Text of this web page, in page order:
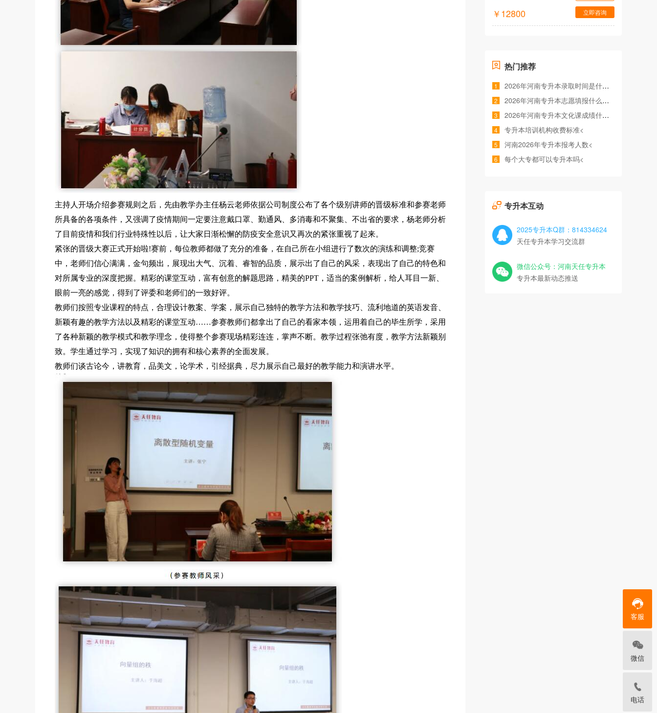
主持人开场介绍参赛规则之后，先由教学办主任杨云老师依据公司制度公布了各个级别讲师的晋级标准和参赛老师
所具备的各项条件，又强调了疫情期间一定要注意戴口罩、勤通风、多消毒和不聚集、不出省的要求，杨老师分析
了目前疫情和我们行业特殊性以后，让大家日渐松懈的防疫安全意识又再次的紧张重视了起来。
紧张的晋级大赛正式开始啦!赛前，每位教师都做了充分的准备，在自己所在小组进行了数次的演练和调整;竞赛
中，老师们信心满满，金句频出，展现出大气、沉着、睿智的品质，展示出了自己的风采，表现出了自己的特色和
对所属专业的深度把握。精彩的课堂互动，富有创意的解题思路，精美的PPT，适当的案例解析，给人耳目一新、
眼前一亮的感觉，得到了评委和老师们的一致好评。
教师们按照专业课程的特点，合理设计教案、学案，展示自己独特的教学方法和教学技巧、流利地道的英语发音、
新颖有趣的教学方法以及精彩的课堂互动……参赛教师们都拿出了自己的看家本领，运用着自己的毕生所学，采用
了各种新颖的教学模式和教学理念，使得整个参赛现场精彩连连，掌声不断。教学过程张弛有度，教学方法新颖别
致。学生通过学习，实现了知识的拥有和核心素养的全面发展。
教师们谈古论今，讲教育，品美文，论学术，引经据典，尽力展示自己最好的教学能力和演讲水平。
￥12800
立即咨询
热门推荐
1 2026年河南专升本录取时间是什么时候<
2 2026年河南专升本志愿填报什么时间<
3 2026年河南专升本文化课成绩什么时候公布<
4 专升本培训机构收费标准<
5 河南2026年专升本报考人数<
6 每个大专都可以专升本吗<
专升本互动
2025专升本Q群：814334624
天任专升本学习交流群
微信公众号：河南天任专升本
专升本最新动态推送
客服
微信
电话